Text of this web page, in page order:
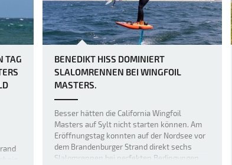
TAG
BENEDIKT HISS DOMINIERT
SLALOMRENNEN BEI WINGFOIL
MASTERS.
Besser hätten die California Wingfoil
Masters auf Sylt nicht starten können. Am
Eröffnungstag konnten auf der Nordsee vor
dem Brandenburger Strand direkt sechs
Slalomrennen bei perfekten Bedingungen